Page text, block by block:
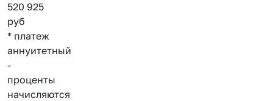
520 925
руб
* платеж
аннуитетный
-
проценты
начисляются